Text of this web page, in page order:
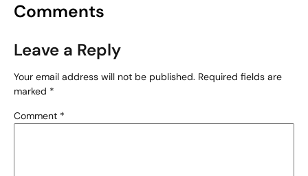
Comments
Leave a Reply
Your email address will not be published. Required fields are
marked *
Comment *